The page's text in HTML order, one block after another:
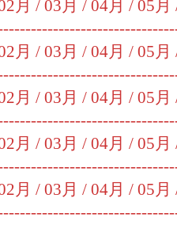
月 / 03月 / 04月 / 05月
月 / 03月 / 04月 / 05月
月 / 03月 / 04月 / 05月
月 / 03月 / 04月 / 05月
月 / 03月 / 04月 / 05月